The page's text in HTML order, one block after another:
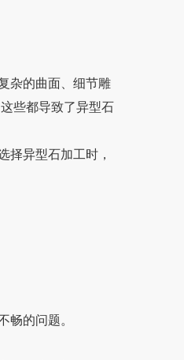
曲面、细节雕
。这些都导致了异型石
异型石加工时，
问题。